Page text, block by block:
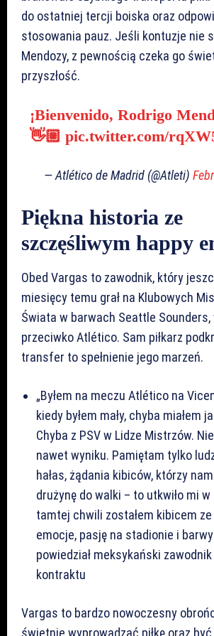
do ostatniej tercji boiska oraz
stosowania pauz. Jeśli kontuzje nie
Mendozy, z pewnością czeka go
przyszłość.
¡Bienvenido, Rodrigo
👋🏼 pic.twitter.com/
— Atlético de Madrid (@Atleti)
Piękna historia ze
szczęśliwym happy
Obed Vargas to zawodnik, który
miesięcy temu grał na Klubowych
Świata w barwach Seattle Sounders,
przeciwko Atlético. Sam piłkarz
transfer to spełnienie jego marzeń.
„Byłem na meczu Atlético na
kiedy byłem mały, chyba miałem
Chyba z PSV w Lidze Mistrzów.
nawet wyniku. Pamiętam tylko
hałas, żądania kibiców, którzy
drużynę do walki – to utkwiło mi w
tamtej chwili zostałem kibicem ze
emocje, pasję na stadionie i
powiedział meksykański
kontraktu
Vargas to bardzo nowoczesny
świetnie wyprowadzać piłkę oraz